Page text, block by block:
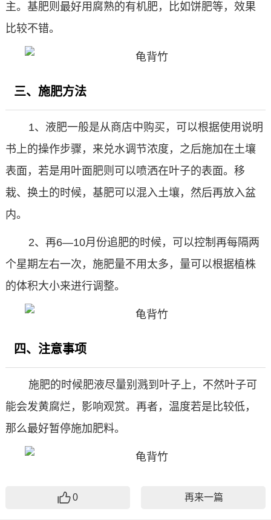
主。基肥则最好用腐熟的有机肥，比如饼肥等，效果
比较不错。
三、施肥方法
1、液肥一般是从商店中购买，可以根据使用说明
书上的操作步骤，来兑水调节浓度，之后施加在土壤
表面，若是用叶面肥则可以喷洒在叶子的表面。移
栽、换土的时候，基肥可以混入土壤，然后再放入盆
内。
2、再6—10月份追肥的时候，可以控制再每隔两
个星期左右一次，施肥量不用太多，量可以根据植株
的体积大小来进行调整。
四、注意事项
施肥的时候肥液尽量别溅到叶子上，不然叶子可
能会发黄腐烂，影响观赏。再者，温度若是比较低，
那么最好暂停施加肥料。
0 再来一篇